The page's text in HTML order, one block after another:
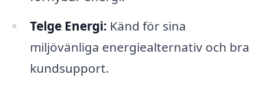
Telge Energi: Känd för sina
miljövänliga energiealternativ och bra
kundsupport.